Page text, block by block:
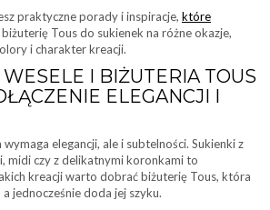
praktyczne porady i inspiracje, które
Tous do sukienek na różne okazje,
i charakter kreacji.
I BIŻUTERIA TOUS
ELEGANCJI I
elegancji, ale i subtelności. Sukienki z
midi czy z delikatnymi koronkami to
kreacji warto dobrać biżuterię Tous, która
jednocześnie doda jej szyku.